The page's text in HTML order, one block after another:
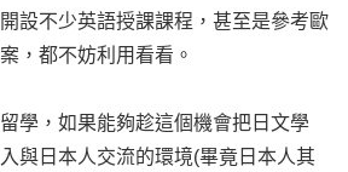
設不少英語授課課程，甚至是參考歐
，都不妨利用看看。
學，如果能夠趁這個機會把日文學
與日本人交流的環境(畢竟日本人其